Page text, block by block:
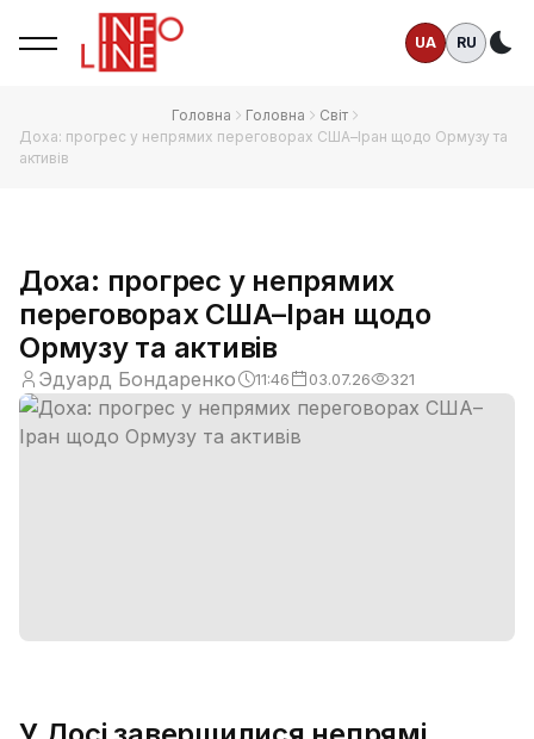
UA RU
Головна Головна
Світ
Доха: прогрес у непрямих переговорах США–Іран щодо Ормузу та
активів
Доха: прогрес у непрямих
переговорах США–Іран щодо
Ормузу та активів
Эдуард Бондаренко 11:46 03.07.26 321